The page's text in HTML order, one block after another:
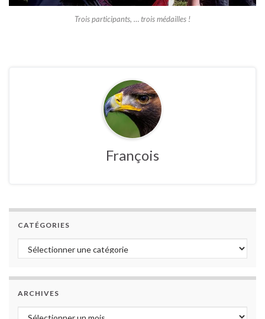
Trois participants, … trois médailles !
François
CATÉGORIES
Catégories
ARCHIVES
Archives